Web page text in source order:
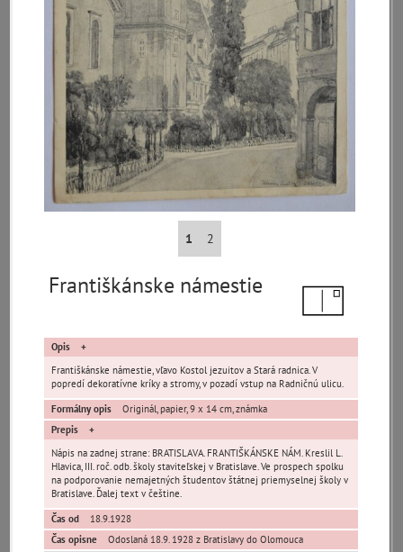
čas
Pamäť mesta Bratislava
Pamäť mesta Košice
Pamäť mesta Banská Bystrica
Pamäť mesta Stupava
Iné lokality
A B C D E F G H
J K
1 2
Františkánske námestie
Opis
Františkánske námestie, vľavo Kostol jezuitov a Stará radnica. V
popredí dekoratívne kríky a stromy, v pozadí vstup na Radničnú ulicu.
Formálny opis
Originál, papier, 9 x 14 cm, známka
Prepis
Nápis na zadnej strane: BRATISLAVA. FRANTIŠKÁNSKE NÁM. Kreslil L.
Hlavica, III. roč. odb. školy staviteľskej v Bratislave. Ve prospech spolku
na podporovanie nemajetných študentov štátnej priemyselnej školy v
Bratislave. Ďalej text v češtine.
Čas od
18.9.1928
Čas opisne
Odoslaná 18.9. 1928 z Bratislavy do Olomouca